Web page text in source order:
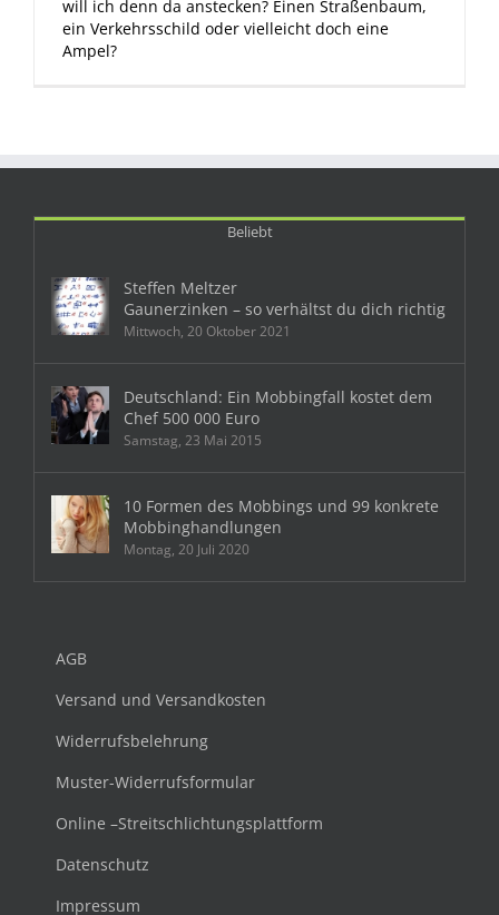
will ich denn da anstecken? Einen Straßenbaum,
ein Verkehrsschild oder vielleicht doch eine
Ampel?
Beliebt
Steffen Meltzer
Gaunerzinken – so verhältst du dich richtig
Mittwoch, 20 Oktober 2021
Deutschland: Ein Mobbingfall kostet dem
Chef 500 000 Euro
Samstag, 23 Mai 2015
10 Formen des Mobbings und 99 konkrete
Mobbinghandlungen
Montag, 20 Juli 2020
AGB
Versand und Versandkosten
Widerrufsbelehrung
Muster-Widerrufsformular
Online –Streitschlichtungsplattform
Datenschutz
Impressum